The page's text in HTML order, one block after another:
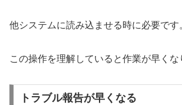
他システムに読み込ませる時に必要です
この操作を理解していると作業が早くな
トラブル報告が早くなる